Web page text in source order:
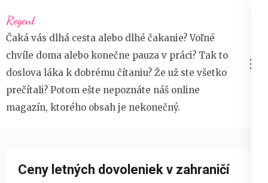
na
obsah
(stiskněte
Enter)
Regent
Čaká vás dlhá cesta alebo dlhé čakanie? Voľné
chvíle doma alebo konečne pauza v práci? Tak to
doslova láka k dobrému čítaniu? Že už ste všetko
prečítali? Potom ešte nepoznáte náš online
magazín, ktorého obsah je nekonečný.
Ceny letných dovoleniek v zahraničí